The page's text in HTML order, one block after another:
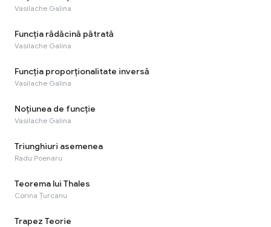
Vasilache Galina
Funcția rădăcină pătrată
Vasilache Galina
Funcția proporționalitate inversă
Vasilache Galina
Noțiunea de funcție
Vasilache Galina
Triunghiuri asemenea
Radu Poenaru
Teorema lui Thales
Corina Țurcanu
Trapez Teorie